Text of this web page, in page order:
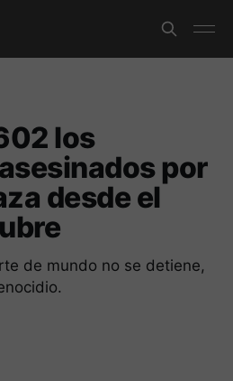
los
por
desde el
de mundo no se detiene,